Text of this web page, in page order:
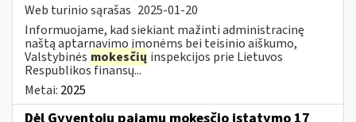
Web turinio sąrašas 2025-01-20
Informuojame, kad siekiant mažinti administracinę
naštą aptarnavimo įmonėms bei teisinio aiškumo,
Valstybinės mokesčių inspekcijos prie Lietuvos
Respublikos finansų...
Metai: 2025
Dėl Gyventojų pajamų mokesčio įstatymo 17